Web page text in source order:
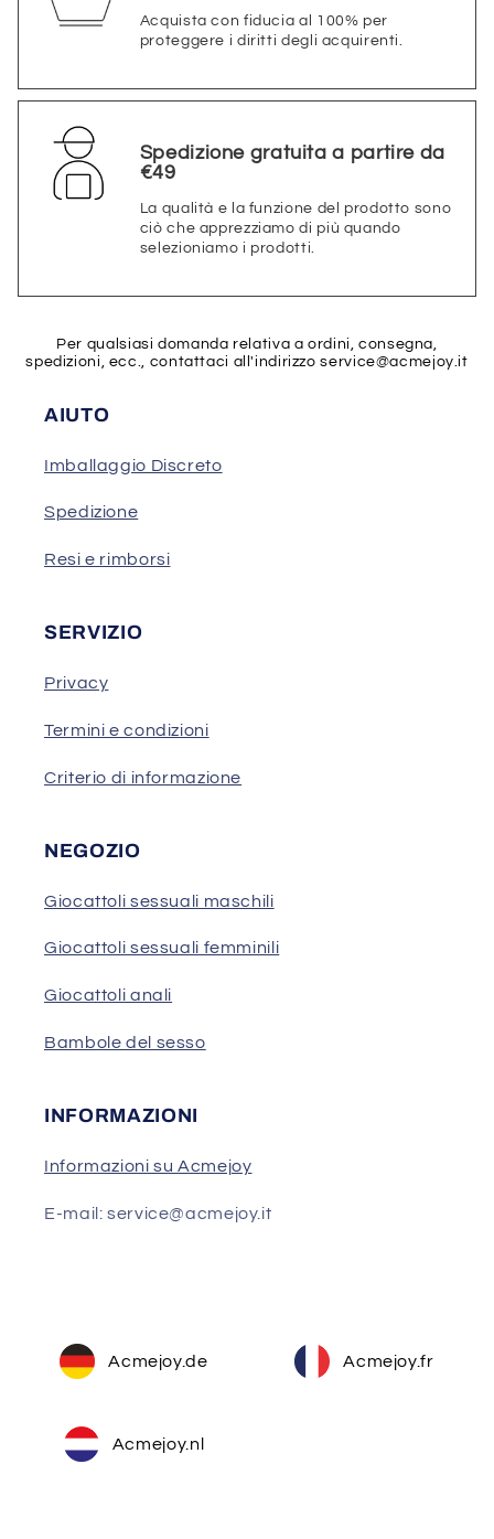
Acquista con fiducia al 100% per
proteggere i diritti degli acquirenti.
Spedizione gratuita a partire da
€49
La qualità e la funzione del prodotto sono
ciò che apprezziamo di più quando
selezioniamo i prodotti.
Per qualsiasi domanda relativa a ordini, consegna,
spedizioni, ecc., contattaci all'indirizzoservice@acmejoy.it
AIUTO
Imballaggio Discreto
Spedizione
Resi e rimborsi
SERVIZIO
Privacy
Termini e condizioni
Criterio di informazione
NEGOZIO
Giocattoli sessuali maschili
Giocattoli sessuali femminili
Giocattoli anali
Bambole del sesso
INFORMAZIONI
Informazioni su Acmejoy
E-mail: service@acmejoy.it
Acmejoy.de Acmejoy.fr
Acmejoy.nl